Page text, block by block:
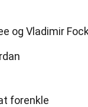
og Vladimir
forenkle